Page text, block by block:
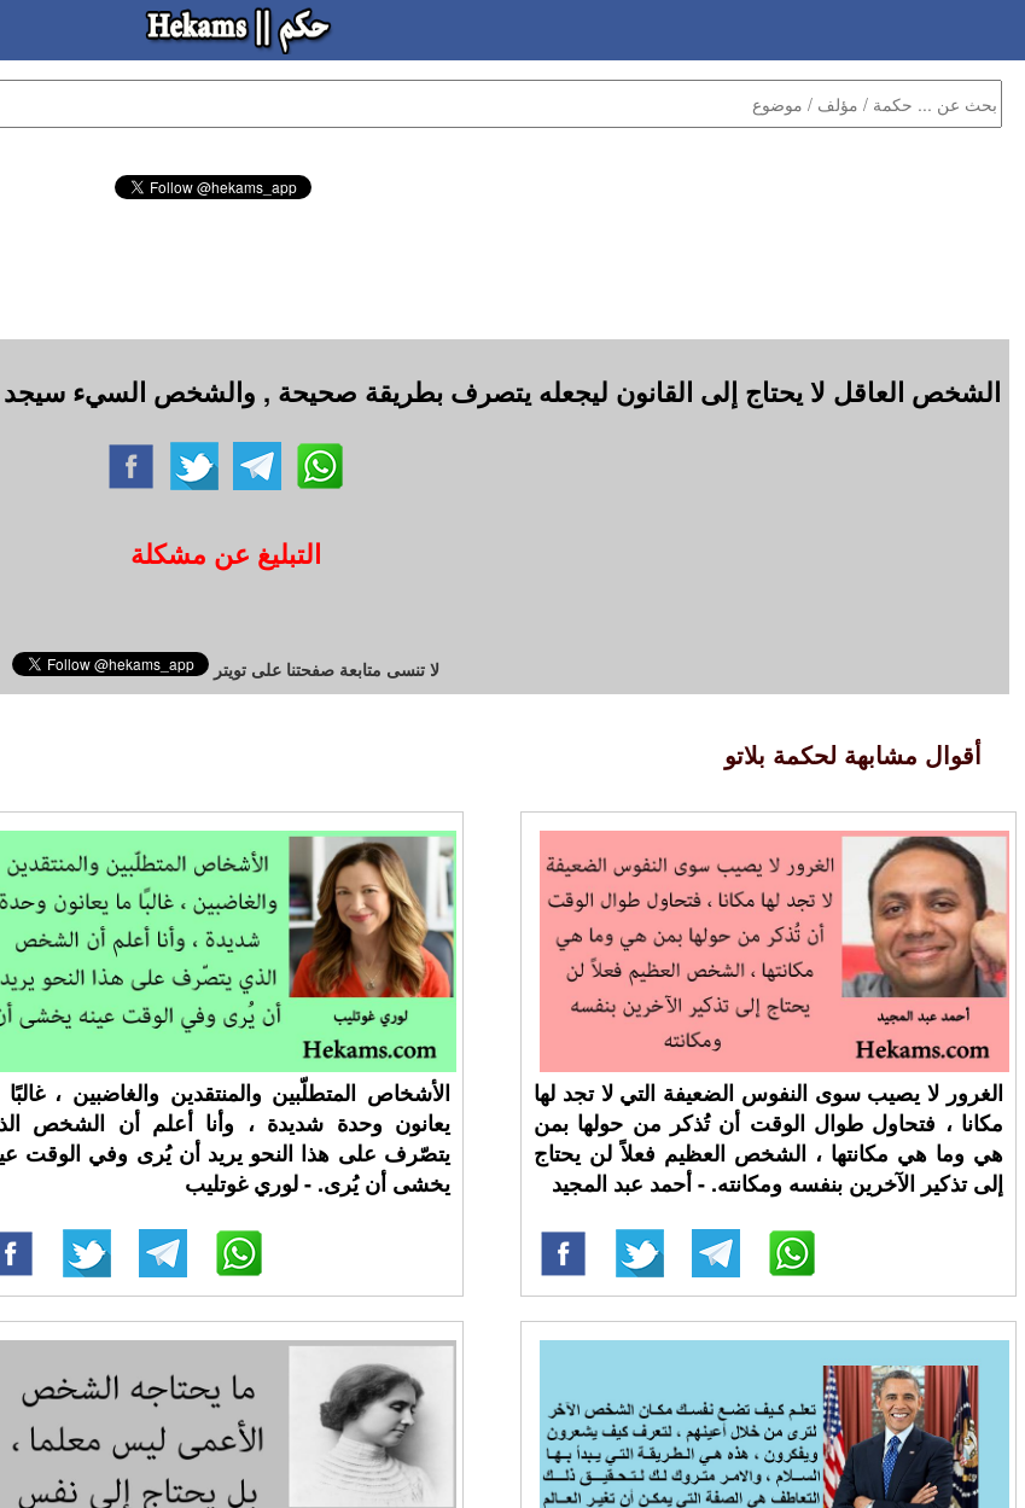
الشخص العاقل لا يحتاج إلى القانون ليجعله يتصرف بطريقة صحيحة , والشخص السيء سيجد
التبليغ عن مشكلة
لا تنسى متابعة صفحتنا على تويتر
أقوال مشابهة لحكمة بلاتو
الأشخاص المتطلّبين والمنتقدين والغاضبين ، غالبًا
يعانون وحدة شديدة ، وأنا أعلم أن الشخص
يتصّرف على هذا النحو يريد أن يُرى وفي الوقت
يخشى أن يُرى. - لوري غوتليب
الغرور لا يصيب سوى النفوس الضعيفة التي لا تجد لها
مكانا ، فتحاول طوال الوقت أن تُذكر من حولها بمن
هي وما هي مكانتها ، الشخص العظيم فعلاً لن يحتاج
إلى تذكير الآخرين بنفسه ومكانته. - أحمد عبد المجيد